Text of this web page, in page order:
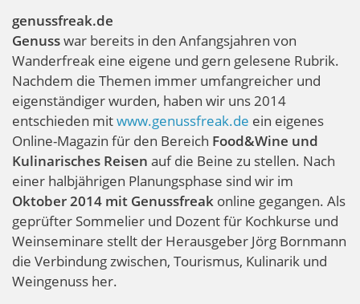
genussfreak.de
Genusswar bereits in den Anfangsjahren von
Wanderfreak eine eigene und gern gelesene Rubrik.
Nachdem die Themen immer umfangreicher und
eigenständiger wurden, haben wir uns 2014
entschieden mitwww.genussfreak.de ein eigenes
Online-Magazin für den Bereich Food&Wine und
Kulinarisches Reisen auf die Beine zu stellen. Nach
einer halbjährigen Planungsphase sind wir im
Oktober 2014 mit Genussfreak online gegangen. Als
geprüfter Sommelier und Dozent für Kochkurse und
Weinseminare stellt der Herausgeber Jörg Bornmann
die Verbindung zwischen, Tourismus, Kulinarik und
Weingenuss her.